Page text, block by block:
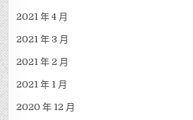
2021 年 4 月
2021 年 3 月
2021 年 2 月
2021 年 1 月
2020 年 12 月